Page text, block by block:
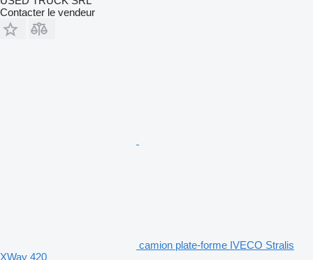
Contacter le vendeur
camion plate-forme IVECO Stralis
XWay 420